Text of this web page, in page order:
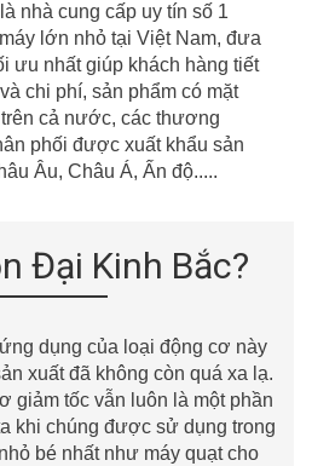
nhà cung cấp uy tín số 1
áy lớn nhỏ tại Việt Nam, đưa
ưu nhất giúp khách hàng tiết
và chi phí, sản phẩm có mặt
trên cả nước, các thương
phối được xuất khẩu sản
Âu, Châu Á, Ấn độ.....
Đại Kinh Bắc?
dụng của loại động cơ này
xuất đã không còn quá xa lạ.
giảm tốc vẫn luôn là một phần
khi chúng được sử dụng trong
bé nhất như máy quạt cho